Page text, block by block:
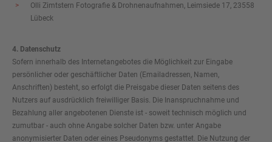
Olli Zimtstern Fotografie & Drohnenaufnahmen, Leimsiede 17, 23558
Lübeck
4. Datenschutz
Sofern innerhalb des Internetangebotes die Möglichkeit zur Eingabe
persönlicher oder geschäftlicher Daten (Emailadressen, Namen,
Anschriften) besteht, so erfolgt die Preisgabe dieser Daten seitens des
Nutzers auf ausdrücklich freiwilliger Basis. Die Inanspruchnahme und
Bezahlung aller angebotenen Dienste ist - soweit technisch möglich und
zumutbar - auch ohne Angabe solcher Daten bzw. unter Angabe
anonymisierter Daten oder eines Pseudonyms gestattet. Die Nutzung der